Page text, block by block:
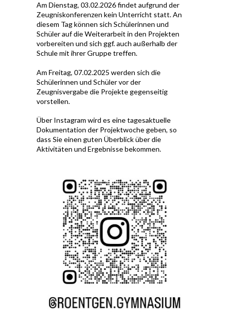
Am Dienstag, 03.02.2026 findet aufgrund der
Zeugniskonferenzen kein Unterricht statt. An
diesem Tag können sich Schülerinnen und
Schüler auf die Weiterarbeit in den Projekten
vorbereiten und sich ggf. auch außerhalb der
Schule mit ihrer Gruppe treffen.
Am Freitag, 07.02.2025 werden sich die
Schülerinnen und Schüler vor der
Zeugnisvergabe die Projekte gegenseitig
vorstellen.
Über Instagram wird es eine tagesaktuelle
Dokumentation der Projektwoche geben, so
dass Sie einen guten Überblick über die
Aktivitäten und Ergebnisse bekommen.